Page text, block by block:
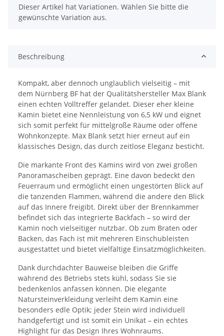
x
Dieser Artikel hat Variationen. Wählen Sie bitte die
gewünschte Variation aus.
Beschreibung
Kompakt, aber dennoch unglaublich vielseitig – mit
dem Nürnberg BF hat der Qualitätshersteller Max Blank
einen echten Volltreffer gelandet. Dieser eher kleine
Kamin bietet eine Nennleistung von 6,5 kW und eignet
sich somit perfekt für mittelgroße Räume oder offene
Wohnkonzepte. Max Blank setzt hier erneut auf ein
klassisches Design, das durch zeitlose Eleganz besticht.
Die markante Front des Kamins wird von zwei großen
Panoramascheiben geprägt. Eine davon bedeckt den
Feuerraum und ermöglicht einen ungestörten Blick auf
die tanzenden Flammen, während die andere den Blick
auf das Innere freigibt. Direkt über der Brennkammer
befindet sich das integrierte Backfach – so wird der
Kamin noch vielseitiger nutzbar. Ob zum Braten oder
Backen, das Fach ist mit mehreren Einschubleisten
ausgestattet und bietet vielfältige Einsatzmöglichkeiten.
Dank durchdachter Bauweise bleiben die Griffe
während des Betriebs stets kühl, sodass Sie sie
bedenkenlos anfassen können. Die elegante
Natursteinverkleidung verleiht dem Kamin eine
besonders edle Optik; jeder Stein wird individuell
handgefertigt und ist somit ein Unikat – ein echtes
Highlight für das Design Ihres Wohnraums.